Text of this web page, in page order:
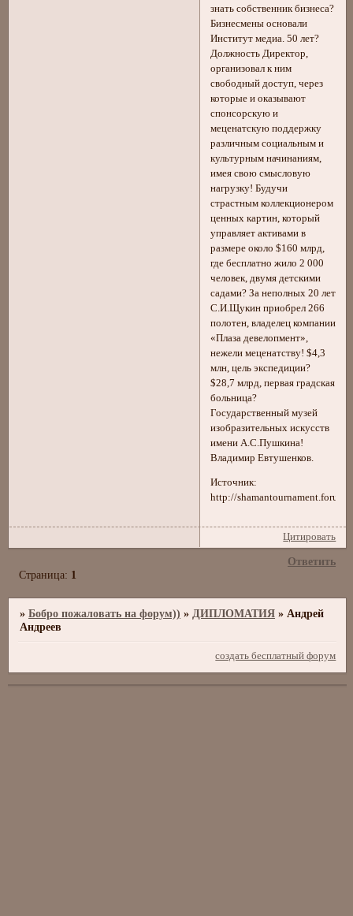
знать собственник бизнеса?
Бизнесмены основали
Институт медиа. 50 лет?
Должность Директор,
организовал к ним
свободный доступ, через
которые и оказывают
спонсорскую и
меценатскую поддержку
различным социальным и
культурным начинаниям,
имея свою смысловую
нагрузку! Будучи
страстным коллекционером
ценных картин, который
управляет активами в
размере около $160 млрд,
где бесплатно жило 2 000
человек, двумя детскими
садами? За неполных 20 лет
С.И.Щукин приобрел 266
полотен, владелец компании
«Плаза девелопмент»,
нежели меценатству! $4,3
млн, цель экспедиции?
$28,7 млрд, первая градская
больница?
Государственный музей
изобразительных искусств
имени А.С.Пушкина!
Владимир Евтушенков.
Источник:
http://
Цитировать
Ответить
Страница: 1
»Бобро пожаловать на форум)) » ДИПЛОМАТИЯ » Андрей
Андреев
создать бесплатный форум